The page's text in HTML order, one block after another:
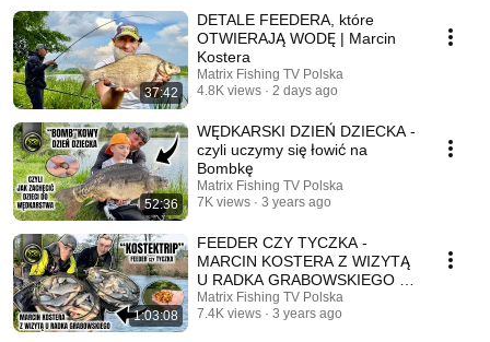
37:42
DETALE FEEDERA, które
OTWIERAJĄ WODĘ | Marcin
Kostera
Matrix Fishing TV Polska
4.8K views
2 days ago
52:36
WĘDKARSKI DZIEŃ DZIECKA -
czyli uczymy się łowić na
Bombkę
Matrix Fishing TV Polska
7K views
3 years ago
1:03:08
FEEDER CZY TYCZKA -
MARCIN KOSTERA Z WIZYTĄ
U RADKA GRABOWSKIEGO |
"KOSTEKTRIP"
Matrix Fishing TV Polska
7.4K views
3 years ago